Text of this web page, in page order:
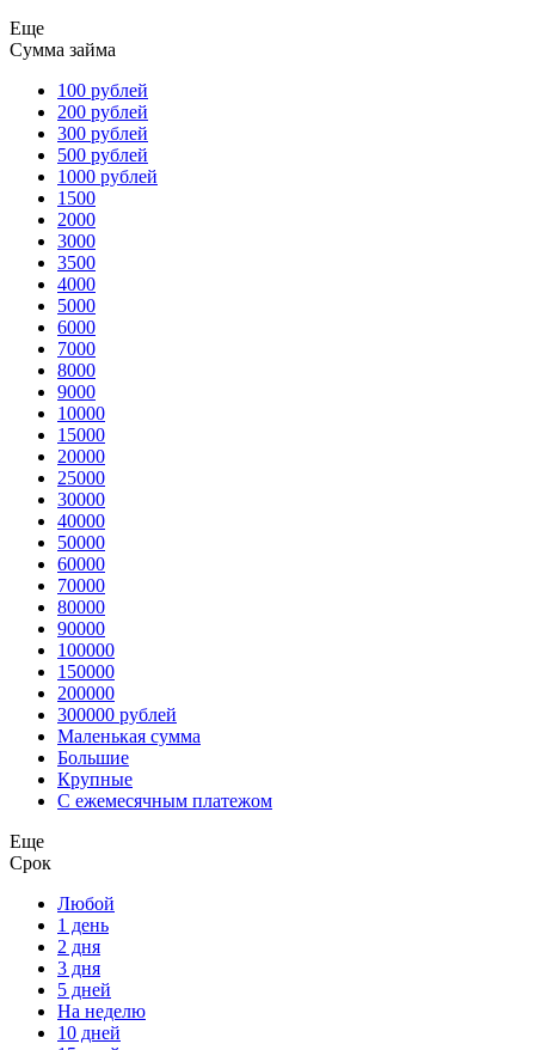
Еще
Сумма займа
100 рублей
200 рублей
300 рублей
500 рублей
1000 рублей
1500
2000
3000
3500
4000
5000
6000
7000
8000
9000
10000
15000
20000
25000
30000
40000
50000
60000
70000
80000
90000
100000
150000
200000
300000 рублей
Маленькая сумма
Большие
Крупные
С ежемесячным платежом
Еще
Срок
Любой
1 день
2 дня
3 дня
5 дней
На неделю
10 дней